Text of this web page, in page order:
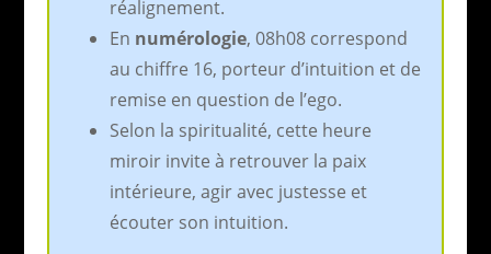
réalignement.
En numérologie, 08h08 correspond
au chiffre 16, porteur d’intuition et de
remise en question de l’ego.
Selon la spiritualité, cette heure
miroir invite à retrouver la paix
intérieure, agir avec justesse et
écouter son intuition.